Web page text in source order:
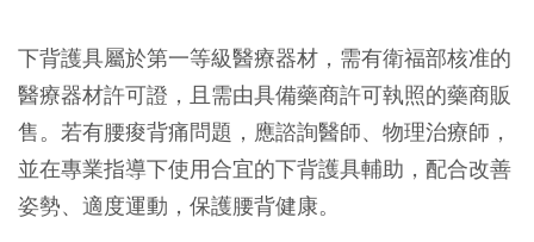
下背護具屬於第一等級醫療器材，需有衛福部核准的
醫療器材許可證，且需由具備藥商許可執照的藥商販
售。若有腰痠背痛問題，應諮詢醫師、物理治療師，
並在專業指導下使用合宜的下背護具輔助，配合改善
姿勢、適度運動，保護腰背健康。